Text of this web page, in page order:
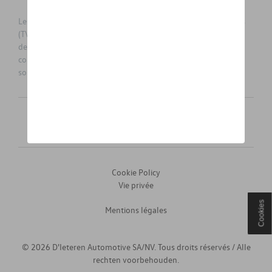
Les prix affichés sur le présent site sont des prix recommandés
(TVAc), hors éventuels frais de montage. Pour connaitre le prix
de vente actuel et les éventuels frais de montage, veuillez
contacter votre concessionnaire/agent. Les prix recommandés
sont sujets à des changements sans préavis.
Mentions légales
Cookie Policy
Vie privée
© 2026 D'Ieteren Automotive SA/NV. Tous droits réservés / Alle
rechten voorbehouden.
Cookies